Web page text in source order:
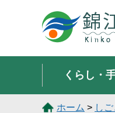
錦江町 Kinko Town
くらし・
ホーム > し